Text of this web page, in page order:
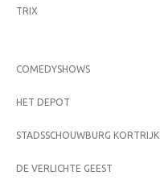
TRIX
COMEDYSHOWS
HET DEPOT
STADSSCHOUWBURG KORTRIJK
DE VERLICHTE GEEST